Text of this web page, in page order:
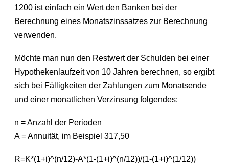
1200 ist einfach ein Wert den Banken bei der
Berechnung eines Monatszinssatzes zur Berechnung
verwenden.
Möchte man nun den Restwert der Schulden bei einer
Hypothekenlaufzeit von 10 Jahren berechnen, so ergibt
sich bei Fälligkeiten der Zahlungen zum Monatsende
und einer monatlichen Verzinsung folgendes:
n = Anzahl der Perioden
A = Annuität, im Beispiel 317,50
R=K*(1+i)^(n/12)-A*(1-(1+i)^(n/12))/(1-(1+i)^(1/12))